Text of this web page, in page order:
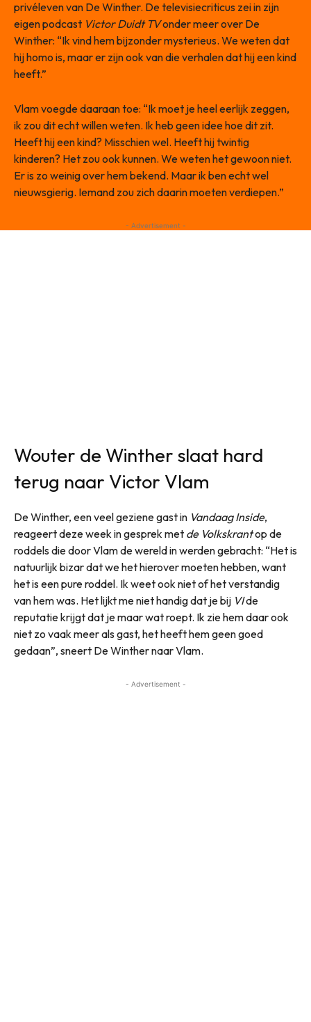
privéleven van De Winther. De televisiecriticus zei in zijn
eigen podcast Victor Duidt TVonder meer over De
Winther: “Ik vind hem bijzonder mysterieus. We weten dat
hij homo is, maar er zijn ook van die verhalen dat hij een kind
heeft.”
Vlam voegde daaraan toe: “Ik moet je heel eerlijk zeggen,
ik zou dit echt willen weten. Ik heb geen idee hoe dit zit.
Heeft hij een kind? Misschien wel. Heeft hij twintig
kinderen? Het zou ook kunnen. We weten het gewoon niet.
Er is zo weinig over hem bekend. Maar ik ben echt wel
nieuwsgierig. Iemand zou zich daarin moeten verdiepen.”
- Advertisement -
Wouter de Winther slaat hard
terug naar Victor Vlam
De Winther, een veel geziene gast in Vandaag Inside,
reageert deze week in gesprek met de Volkskrantop de
roddels die door Vlam de wereld in werden gebracht: “Het is
natuurlijk bizar dat we het hierover moeten hebben, want
het is een pure roddel. Ik weet ook niet of het verstandig
van hem was. Het lijkt me niet handig dat je bij VIde
reputatie krijgt dat je maar wat roept. Ik zie hem daar ook
niet zo vaak meer als gast, het heeft hem geen goed
gedaan”, sneert De Winther naar Vlam.
- Advertisement -